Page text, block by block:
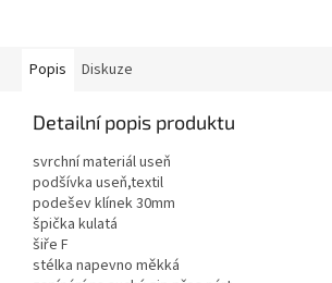
Popis Diskuze
Detailní popis produktu
svrchní materiál useň
podšívka useň,textil
podešev klínek 30mm
špička kulatá
šiře F
stélka napevno měkká